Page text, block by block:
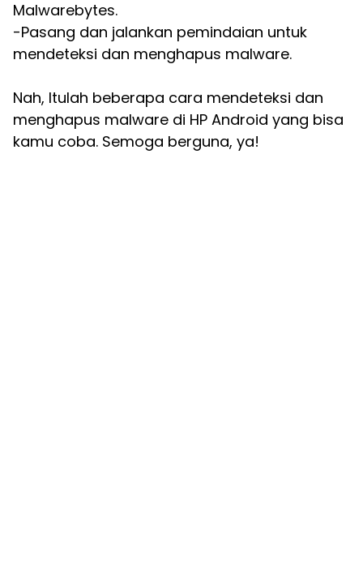
Malwarebytes.
-Pasang dan jalankan pemindaian untuk
mendeteksi dan menghapus malware.
Nah, Itulah beberapa cara mendeteksi dan
menghapus malware di HP Android yang bisa
kamu coba. Semoga berguna, ya!